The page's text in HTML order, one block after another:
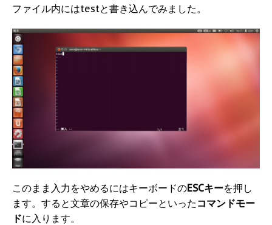
ファイル内にはtestと書き込んでみました。
このまま入力をやめるにはキーボードのESCキーを押し
ます。すると文章の保存やコピーといった コマンドモー
ドに入ります。